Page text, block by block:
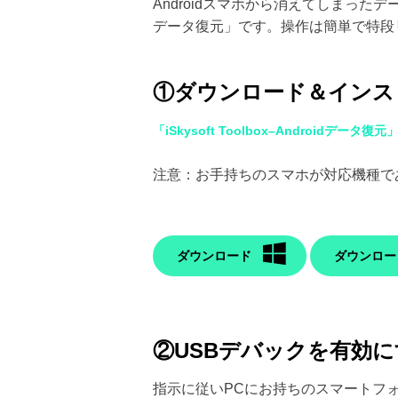
Androidスマホから消えてしまったデ
データ復元」です。操作は簡単で特
①ダウンロード＆イン
「iSkysoft Toolbox–Androidデータ復元」
注意：お手持ちのスマホが対応機種
ダウンロード ダウンロ
②USBデバックを有効
指示に従いPCにお持ちのスマートフ